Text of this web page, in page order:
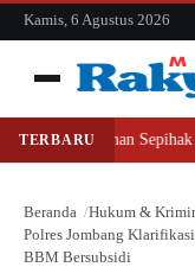
konten
Kamis, 6 Agustus 2026
Menu
Cari
TERBARU
Lahan Sepihak
Beranda
Hukum &
Polres Jombang
BBM Bersubsidi